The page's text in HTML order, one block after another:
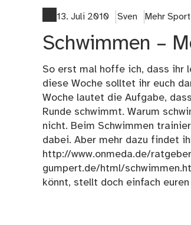
13. Juli 2010 Sven Mehr
Schwimmen –
So erst mal hoffe ich, dass ihr
diese Woche solltet ihr euch
Woche lautet die Aufgabe,
Runde schwimmt. Warum
nicht. Beim Schwimmen
dabei. Aber mehr dazu findet
http://www.onmeda.de/
gumpert.de/html/
könnt, stellt doch einfach